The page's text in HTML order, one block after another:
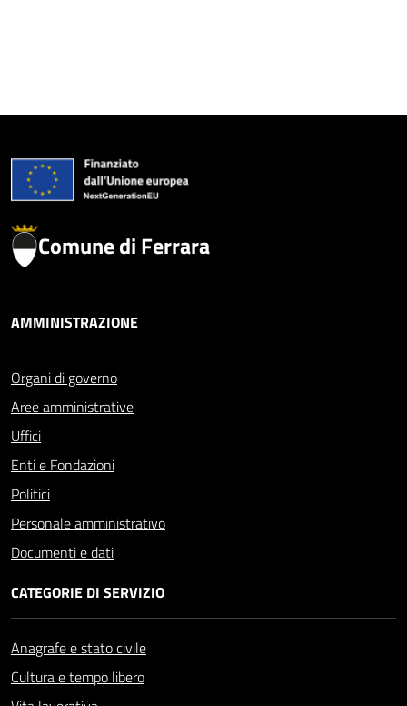
Comune di Ferrara
AMMINISTRAZIONE
Organi di governo
Aree amministrative
Uffici
Enti e Fondazioni
Politici
Personale amministrativo
Documenti e dati
CATEGORIE DI SERVIZIO
Anagrafe e stato civile
Cultura e tempo libero